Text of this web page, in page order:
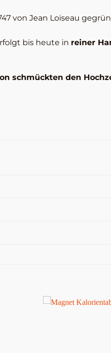
von Jean Loiseau
bis heute in reiner
schmückten den